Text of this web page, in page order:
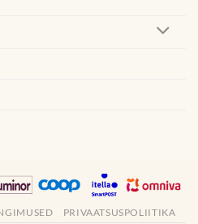
PRIVAATSUSPOLIITIKA